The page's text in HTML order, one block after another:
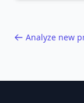
Analyze new